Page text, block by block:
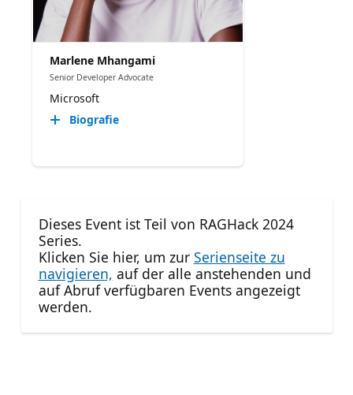
Marlene Mhangami
Senior Developer Advocate
Microsoft
Biografie
Dieses Event ist Teil von RAGHack 2024
Series.
Klicken Sie hier, um zur Serienseite zu
navigieren, auf der alle anstehenden und
auf Abruf verfügbaren Events angezeigt
werden.